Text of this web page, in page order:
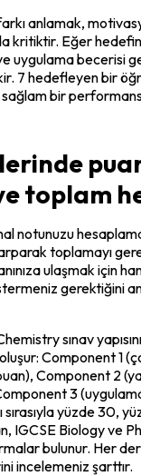
anlamak,
kritiktir. Eğer
uygulama becerisi
7 hedefleyen bir
bir
toplam
notunuzu
toplamayı
ulaşmak için
gerektiğini
sınav
Component 1
Component 2
3
sırasıyla yüzde 30,
IGCSE Biology ve
bulunur. Her
incelemeniz şarttır.